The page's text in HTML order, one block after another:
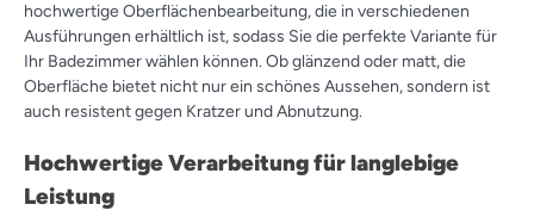
hochwertige Oberflächenbearbeitung, die in verschiedenen
Ausführungen erhältlich ist, sodass Sie die perfekte Variante für
Ihr Badezimmer wählen können. Ob glänzend oder matt, die
Oberfläche bietet nicht nur ein schönes Aussehen, sondern ist
auch resistent gegen Kratzer und Abnutzung.
Hochwertige Verarbeitung für langlebige
Leistung